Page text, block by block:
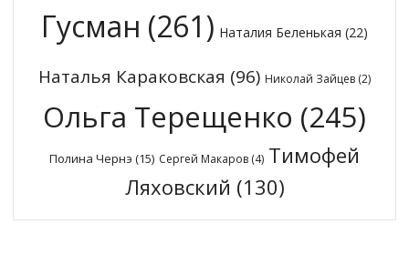
Гусман (261) Наталия Беленькая (22)
Наталья Караковская (96) Николай Зайцев (2)
Ольга Терещенко (245)
Полина Чернэ (15) Сергей Макаров (4) Тимофей
Ляховский (130)